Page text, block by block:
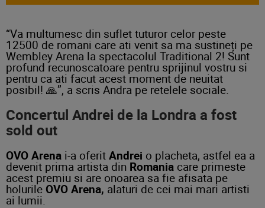
“Va multumesc din suflet tuturor celor peste
12500 de romani care ati venit sa ma sustineți pe
Wembley Arena la spectacolul Traditional 2! Sunt
profund recunoscatoare pentru sprijinul vostru si
pentru ca ati facut acest moment de neuitat
posibil! 🙏”, a scris Andra pe retelele sociale.
Concertul Andrei de la Londra a fost
sold out
OVO Arena i-a oferit Andrei o placheta, astfel ea a
devenit prima artista din Romania care primeste
acest premiu si are onoarea sa fie afisata pe
holurile OVO Arena, alaturi de cei mai mari artisti
ai lumii.